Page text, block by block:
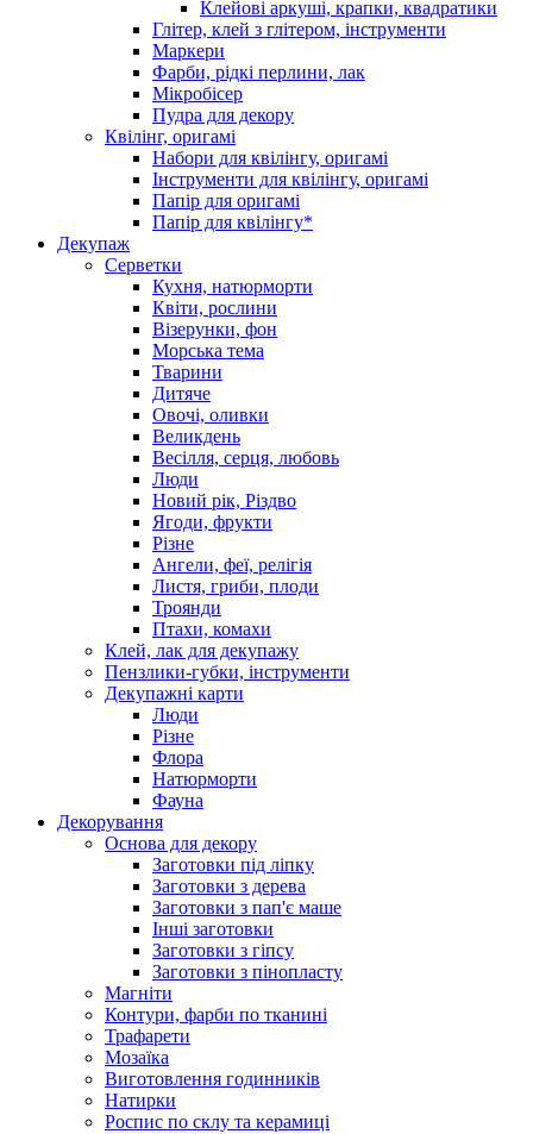
Клейові аркуші, крапки, квадратики
Глітер, клей з глітером, інструменти
Маркери
Фарби, рідкі перлини, лак
Мікробісер
Пудра для декору
Квілінг, оригамі
Набори для квілінгу, оригамі
Інструменти для квілінгу, оригамі
Папір для оригамі
Папір для квілінгу*
Декупаж
Серветки
Кухня, натюрморти
Квіти, рослини
Візерунки, фон
Морська тема
Тварини
Дитяче
Овочі, оливки
Великдень
Весілля, серця, любовь
Люди
Новий рік, Різдво
Ягоди, фрукти
Різне
Ангели, феї, релігія
Листя, гриби, плоди
Троянди
Птахи, комахи
Клей, лак для декупажу
Пензлики-губки, інструменти
Декупажні карти
Люди
Різне
Флора
Натюрморти
Фауна
Декорування
Основа для декору
Заготовки під ліпку
Заготовки з дерева
Заготовки з пап'є маше
Інші заготовки
Заготовки з гіпсу
Заготовки з пінопласту
Магніти
Контури, фарби по тканині
Трафарети
Мозаїка
Виготовлення годинників
Натирки
Роспис по склу та керамиці